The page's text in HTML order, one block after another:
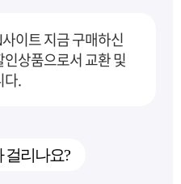
이트 지금 구매하신
상품으로서 교환 및
다.
걸리나요?